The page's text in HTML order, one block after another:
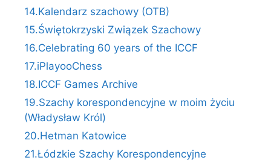
14.Kalendarz szachowy (OTB)
15.Świętokrzyski Związek Szachowy
16.Celebrating 60 years of the ICCF
17.iPlayooChess
18.ICCF Games Archive
19.Szachy korespondencyjne w moim życiu
(Władysław Król)
20.Hetman Katowice
21.Łódzkie Szachy Korespondencyjne